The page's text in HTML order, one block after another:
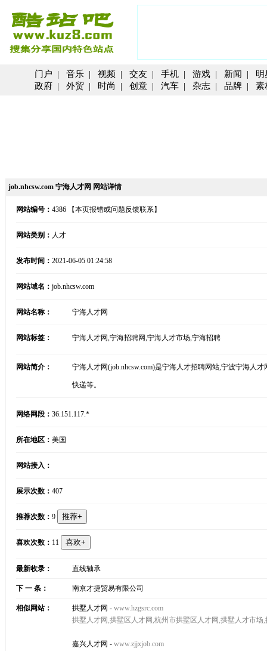
门户 | 音乐 | 视频 | 交友 | 手机 | 游戏 | 新闻 | 明
政府 | 外贸 | 时尚 | 创意 | 汽车 | 杂志 | 品牌 | 素
job.nhcsw.com 宁海人才网 网站详情
网站编号： 4386 【本页报错或问题反馈联系】
网站类别： 人才
发布时间： 2021-06-05 01:24:58
网站域名： job.nhcsw.com
网站名称： 宁海人才网
网站标签： 宁海人才网,宁海招聘网,宁海人才市场,宁海招聘
网站简介： 宁海人才网(job.nhcsw.com)是宁海人才招聘网站,宁波宁海人
快递等。
网络网段： 36.151.117.*
所在地区： 美国
网站接入：
展示次数： 407
推荐次数： 9
喜欢次数： 11
最新收录： 直线轴承
下 一 条： 南京才捷贸易有限公司
相似网站： 拱墅人才网 - www.hzgsrc.com
拱墅人才网,拱墅区人才网,杭州市拱墅区人才网,拱墅人才市
嘉兴人才网 - www.zjjxjob.com